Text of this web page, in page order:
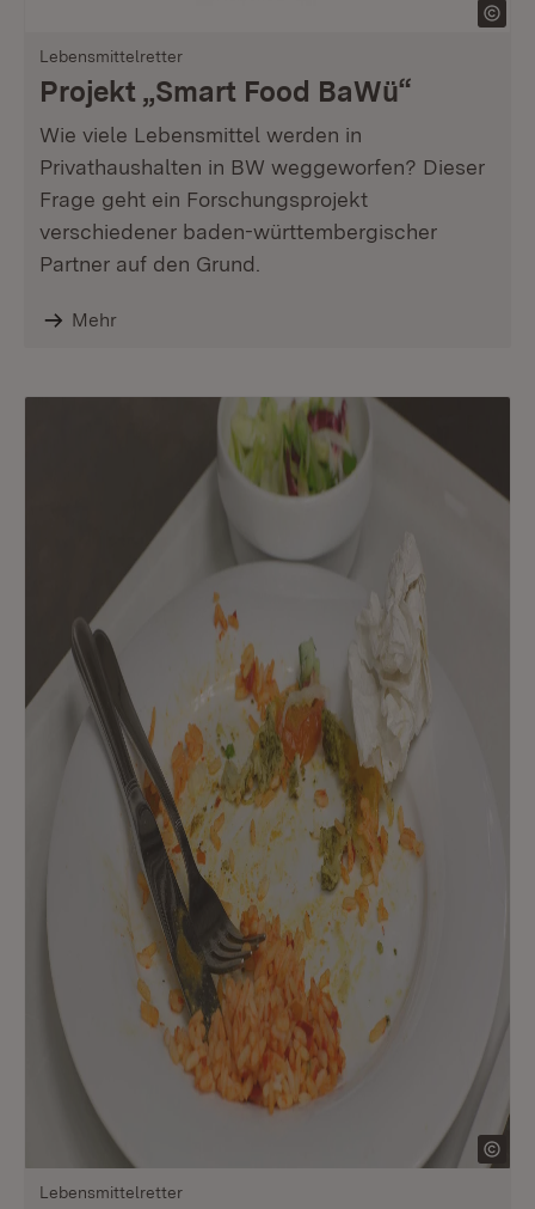
Lebensmittelretter
Projekt „Smart Food BaWü“
Wie viele Lebensmittel werden in
Privathaushalten in BW weggeworfen? Dieser
Frage geht ein Forschungsprojekt
verschiedener baden-württembergischer
Partner auf den Grund.
Mehr
Lebensmittelretter